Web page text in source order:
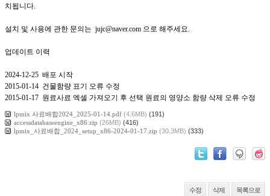
치됩니다.
설치 및 사용에 관한 문의는 jujc@naver.com 으로 해주세요.
업데이트 이력
2024-12-25 배포 시작
2015-01-14 건물함량 표기 오류 수정
2015-01-17 원료사료 엑셀 가져오기 후 선택 원료의 영양소 함량 삭제 오류 수정
lpmix 사료배합2024_2025-01-14.pdf (4.6MB) (191)
accessdatabaseengine_x86.zip (26MB) (416)
lpmix_사료배합_2024_setup_x86-2024-01-17.zip (30.3MB) (333)
수정 삭제 목록으로